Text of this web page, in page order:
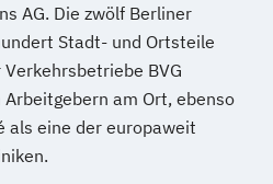
AG. Die zwölf Berliner
Stadt- und Ortsteile
BVG
am Ort, ebenso
als eine der europaweit